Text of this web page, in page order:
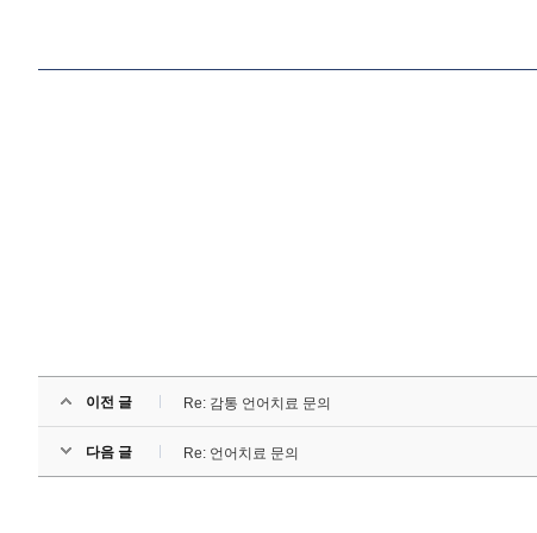
이전 글 Re: 감통 언어치료 문의
다음 글 Re: 언어치료 문의